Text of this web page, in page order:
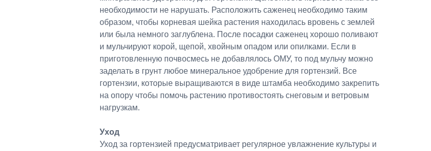
необходимости не нарушать. Расположить саженец необходимо таким
образом, чтобы корневая шейка растения находилась вровень с землей
или была немного заглублена. После посадки саженец хорошо поливают
и мульчируют корой, щепой, хвойным опадом или опилками. Если в
приготовленную почвосмесь не добавлялось ОМУ, то под мульчу можно
заделать в грунт любое минеральное удобрение для гортензий. Все
гортензии, которые выращиваются в виде штамба необходимо закрепить
на опору чтобы помочь растению противостоять снеговым и ветровым
нагрузкам.
Уход
Уход за гортензией предусматривает регулярное увлажнение культуры и